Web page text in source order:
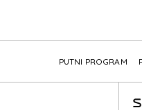
PUTNI PROGRAM